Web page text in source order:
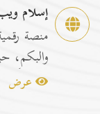
إسلام
منصة
والبكم،
مترجماً با...
عرض